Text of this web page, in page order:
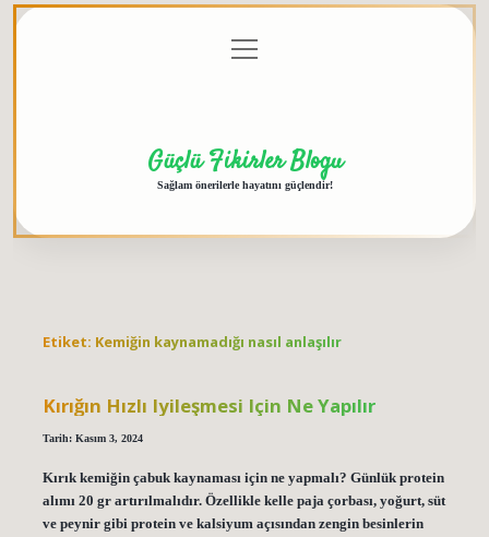
menüyü
aç
Güçlü Fikirler Blogu
Sağlam önerilerle hayatını güçlendir!
Etiket: Kemiğin kaynamadığı nasıl anlaşılır
Kırığın Hızlı Iyileşmesi Için Ne Yapılır
Tarih: Kasım 3, 2024
Kırık kemiğin çabuk kaynaması için ne yapmalı? Günlük protein
alımı 20 gr artırılmalıdır. Özellikle kelle paja çorbası, yoğurt, süt
ve peynir gibi protein ve kalsiyum açısından zengin besinlerin